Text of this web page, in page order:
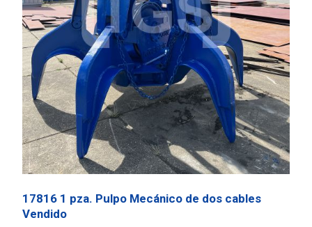
17816 1 pza. Pulpo Mecánico de dos cables
Vendido